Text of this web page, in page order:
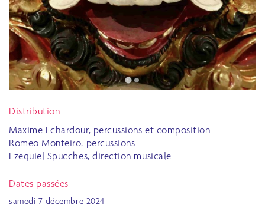
Distribution
Maxime Echardour, percussions et composition
Romeo Monteiro, percussions
Ezequiel Spucches, direction musicale
Dates passées
samedi 7 décembre 2024